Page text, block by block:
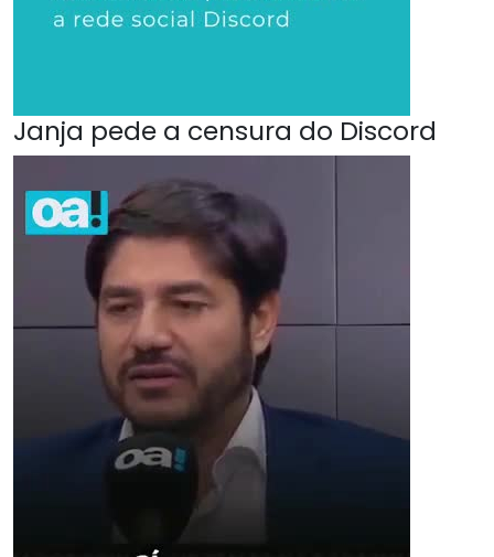
Janja pede a censura do Discord